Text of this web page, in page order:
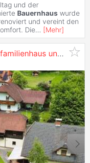
und der
Bauernhaus wurde
und vereint den
Die... [Mehr]
Tolle Liegenschaft mit einem Einfamilienhaus und